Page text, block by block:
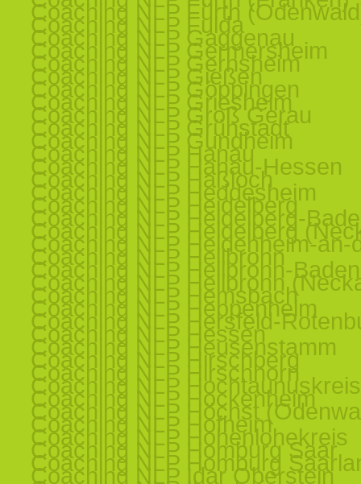
Coaching NLP Fürth
Coaching NLP Fulda
Coaching NLP Gaggenau
Coaching NLP Germersheim
Coaching NLP Gernsheim
Coaching NLP Gießen
Coaching NLP Göppingen
Coaching NLP Griesheim
Coaching NLP Groß Gerau
Coaching NLP Grünstadt
Coaching NLP Gundheim
Coaching NLP Hanau
Coaching NLP Hanau-Hessen
Coaching NLP Haßloch
Coaching NLP Heddesheim
Coaching NLP Heidelberg
Coaching NLP Heidelberg-
Coaching NLP Heidelberg
Coaching NLP Heidenheim-an-
Coaching NLP Heilbronn
Coaching NLP Heilbronn-Baden
Coaching NLP Heilbronn
Coaching NLP Hemsbach
Coaching NLP Heppenheim
Coaching NLP Hersfeld-
Coaching NLP Hessen
Coaching NLP Heusenstamm
Coaching NLP Hirschberg
Coaching NLP Hirschhorn
Coaching NLP Hochtaunuskreis
Coaching NLP Hockenheim
Coaching NLP Höchst
Coaching NLP Hofheim
Coaching NLP Hohenlohekreis
Coaching NLP Homburg Saar
Coaching NLP Homburg
Coaching NLP Idar Oberstein